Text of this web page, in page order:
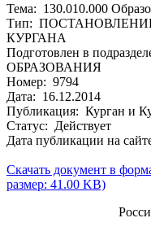
Тема: 130.010.000
Тип:
КУРГАНА
Подготовлен в
ОБРАЗОВАНИЯ
Номер: 9794
Дата: 16.12.2014
Публикация: Курган и
Статус: Действует
Дата публикации на
Скачать документ в
размер: 41.00 KB)